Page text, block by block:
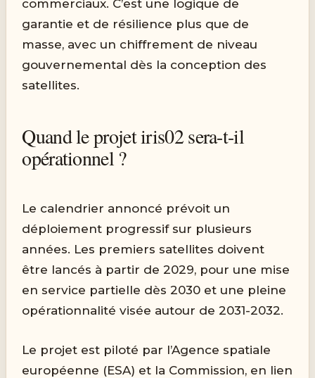
commerciaux. C’est une logique de
garantie et de résilience plus que de
masse, avec un chiffrement de niveau
gouvernemental dès la conception des
satellites.
Quand le projet iris02 sera-t-il
opérationnel ?
Le calendrier annoncé prévoit un
déploiement progressif sur plusieurs
années. Les premiers satellites doivent
être lancés à partir de 2029, pour une mise
en service partielle dès 2030 et une pleine
opérationnalité visée autour de 2031-2032.
Le projet est piloté par l’Agence spatiale
européenne (ESA) et la Commission, en lien